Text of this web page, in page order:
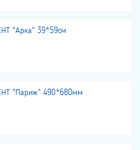
"Арка" 39*59см
"Париж" 490*680мм